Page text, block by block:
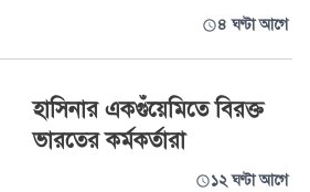
৪ ঘণ্টা আগে
হাসিনার একগুঁয়েমিতে বিরক্ত
ভারতের কর্মকর্তারা
১২ ঘণ্টা আগে